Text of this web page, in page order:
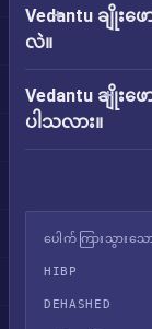
Vedantu ချိုး
လဲ။
Vedantu ချိုး
ပါသလား။
ပေါက်ကြားသွားသ
HIBP
DEHASHED